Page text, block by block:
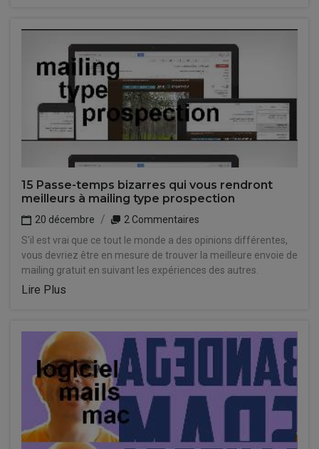
15 Passe-temps bizarres qui vous rendront
meilleurs à mailing type prospection
20 décembre
2 Commentaires
S'il est vrai que ce tout le monde a des opinions différentes,
vous devriez être en mesure de trouver la meilleure envoie de
mailing gratuit en suivant les expériences des autres.
Lire Plus